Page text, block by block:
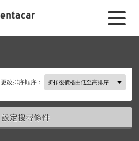
更改排序順序：
設定搜尋條件